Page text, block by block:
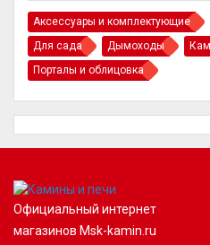
Аксессуары и комплектующие
Для сада
Дымоходы
Порталы и облицовка
Официальный интернет
магазинов Msk-kamin.ru